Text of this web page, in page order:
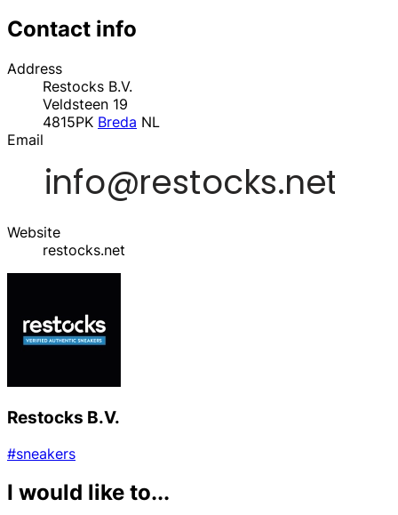
Contact info
Address
Restocks B.V.
Veldsteen 19
4815PK Breda NL
Email
Website
restocks.net
Restocks B.V.
#sneakers
I would like to...